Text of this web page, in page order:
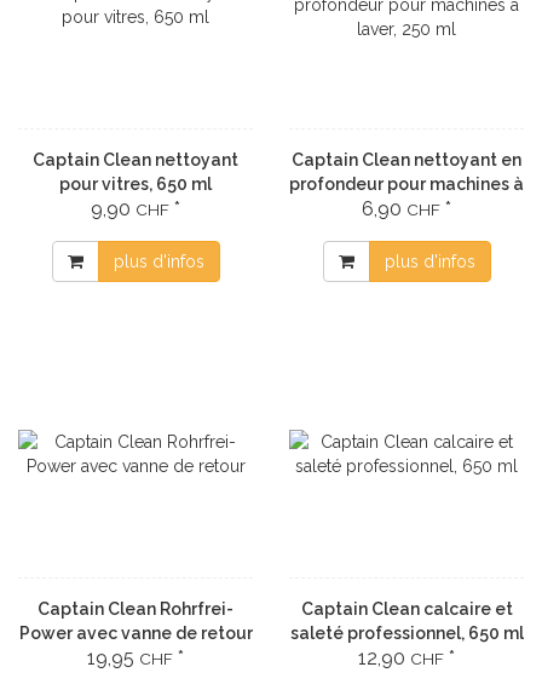
Captain Clean nettoyant
pour vitres, 650 ml
9,90 CHF *
plus d'infos
Captain Clean nettoyant en
profondeur pour machines à
laver, 250 ml
6,90 CHF *
plus d'infos
Captain Clean Rohrfrei-
Power avec vanne de retour
19,95 CHF *
Captain Clean calcaire et
saleté professionnel, 650 ml
12,90 CHF *